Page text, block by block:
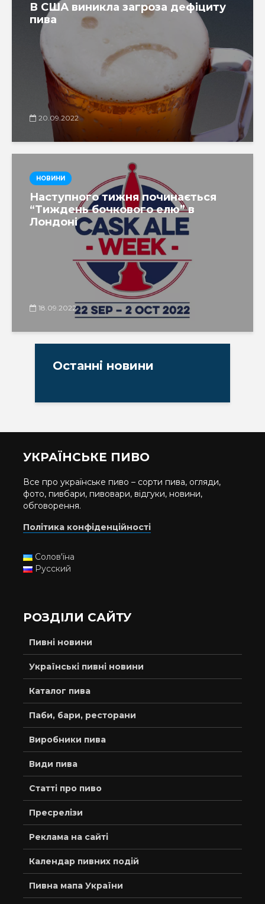
В США виникла загроза дефіциту
пива
20.09.2022
НОВИНИ
Наступного тижня починається
“Тиждень бочкового елю” в
Лондоні
18.09.2022
Останні новини
УКРАЇНСЬКЕ ПИВО
Все про українське пиво – сорти пива, огляди,
фото, пивбари, пивовари, відгуки, новини,
обговорення.
Політика конфіденційності
Солов'їна
Русский
РОЗДІЛИ САЙТУ
Пивні новини
Українські пивні новини
Каталог пива
Паби, бари, ресторани
Виробники пива
Види пива
Статті про пиво
Пресрелізи
Реклама на сайті
Календар пивних подій
Пивна мапа України